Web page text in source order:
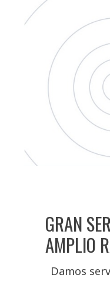
GRAN
AMPLIO
Damos